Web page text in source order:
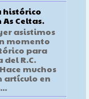
histórico
As Celtas.
asistimos
momento
para
R.C.
muchos
artículo en